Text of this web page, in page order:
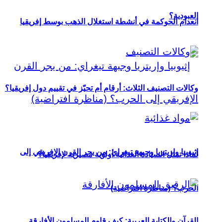
العبودية؟
إثيوبيا وإريتريا وجبهة تيغراي: من يجر القرن الإفريقي إلى
الحرب؟ (مناظرة افتراضية)
انعدام الحوكمة في أنشطة استغلال الذهب بوسط إفريقيا
وكالات التصنيف الثلاث: أرقام أم تحيّز في تقييم دول إفريقيا؟
لماذا تمثل السيادة الغذائية أولوية مصيرية لإفريقيا؟